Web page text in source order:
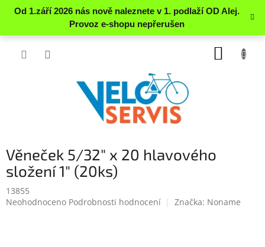
Přejít
Věneček 5/32" x 20 hlavového
složení 1" (20ks)
13855
Průměrné
Neohodnoceno Podrobnosti hodnocení Značka: Noname